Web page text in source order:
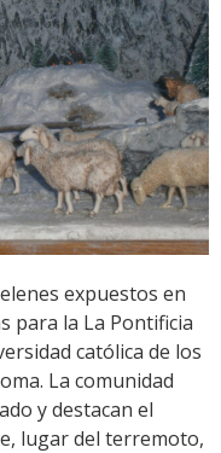
expuestos en
para la La Pontificia
católica de los
La comunidad
y destacan el
lugar del terremoto,